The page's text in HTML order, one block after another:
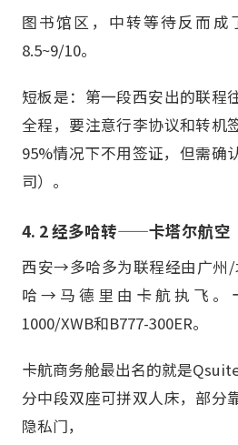
图书馆区，中转等待反而成
8.5~9/10。
短板是：第一段西安出的联程
全程，要注意行李协议和转机
95%情况下不用签证，但需确
司）。
4. 2 经多哈转——卡塔尔航空
西安→多哈多为联程经由广州
哈→马德里由卡航执飞。
1000/XWB和B777-300ER。
卡航商务舱最出名的就是
分中段双座可拼双人床，部分
隐私门，